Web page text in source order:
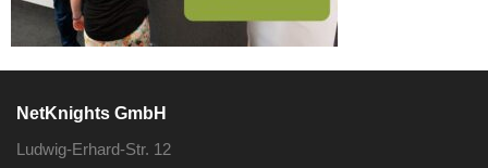
NetKnights GmbH
Ludwig-Erhard-Str. 12